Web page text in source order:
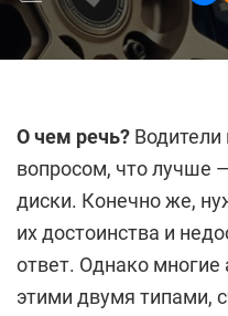
О чем речь?
вопросом, что лучше
диски. Конечно же,
их достоинства и
ответ. Однако многие
этими двумя типами,